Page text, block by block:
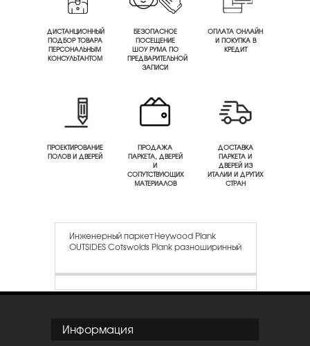
ДИСТАНЦИОННЫЙ
ПОДБОР ТОВАРА
ПЕРСОНАЛЬНЫМ
КОНСУЛЬТАНТОМ
БЕЗОПАСНОЕ
ПОСЕЩЕНИЕ
ШОУ РУМА ПО
ПРЕДВАРИТЕЛЬНОЙ
ЗАПИСИ
ОПЛАТА ОНЛАЙН
И ПОКУПКА В
КРЕДИТ
ПРОЕКТИРОВАНИЕ
ПОЛОВ И ДВЕРЕЙ
ПРОДАЖА
ПАРКЕТА, ДВЕРЕЙ
И
СОПУТСТВУЮЩИХ
МАТЕРИАЛОВ
ДОСТАВКА
ПАРКЕТА И
ДВЕРЕЙ ИЗ
ИТАЛИИ И ДРУГИХ
СТРАН
Инженерный паркет Heywood Plank
OUTSIDES Cotswolds Plank разноширинный
Информация